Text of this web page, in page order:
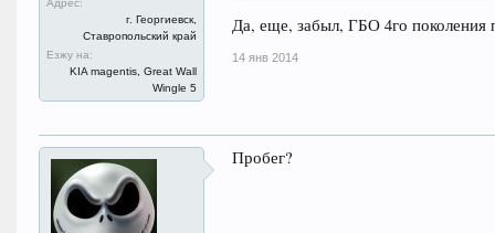
Адрес:
г. Георгиевск,
Ставропольский край
Езжу на:
KIA magentis, Great Wall
Wingle 5
Да, еще, забыл, ГБО 4го поколения
14 янв 2014
Пробег?